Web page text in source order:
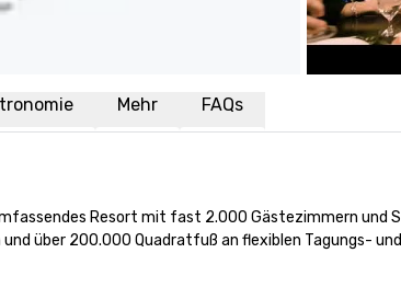
Mehr FAQs
Resort mit fast 2.000 Gästezimmern und
über 200.000 Quadratfuß an flexiblen Tagungs- und